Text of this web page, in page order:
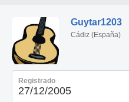
Guytar1203
Cádiz (España)
Registrado
27/12/2005